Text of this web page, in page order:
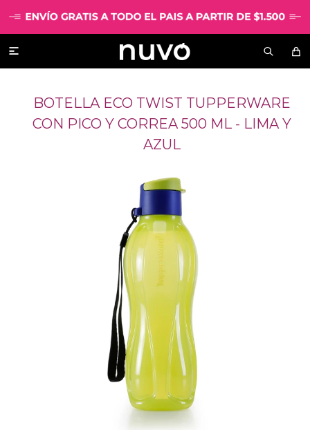

BOTELLA ECO TWIST TUPPERWARE
CON PICO Y CORREA 500 ML - LIMA Y
AZUL